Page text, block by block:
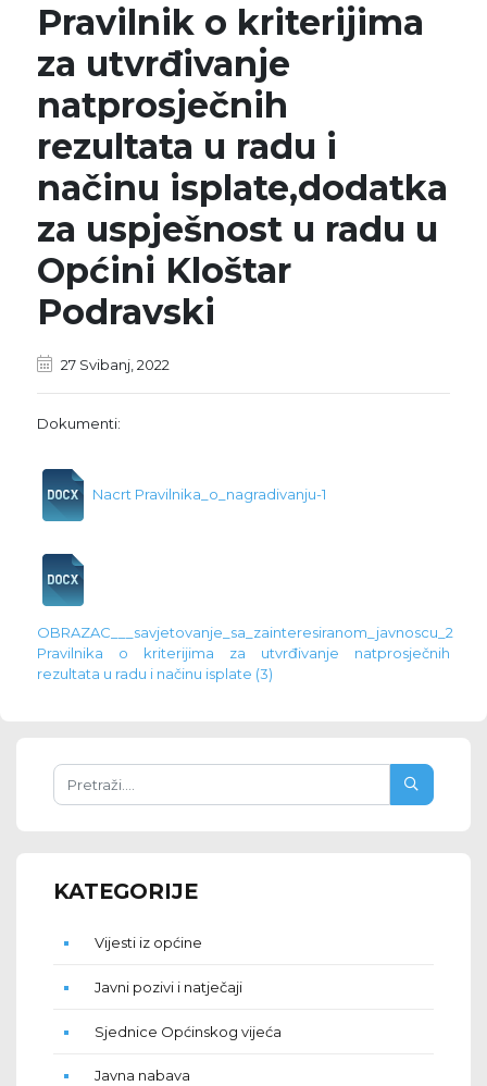
Pravilnik o kriterijima
za utvrđivanje
natprosječnih
rezultata u radu i
načinu isplate,dodatka
za uspješnost u radu u
Općini Kloštar
Podravski
27 Svibanj, 2022
Dokumenti:
Nacrt Pravilnika_o_nagradivanju-1
OBRAZAC___savjetovanje_sa_zainteresiranom_javnoscu_2
Pravilnika o kriterijima za utvrđivanje natprosječnih
rezultata u radu i načinu isplate (3)
KATEGORIJE
Vijesti iz općine
Javni pozivi i natječaji
Sjednice Općinskog vijeća
Javna nabava